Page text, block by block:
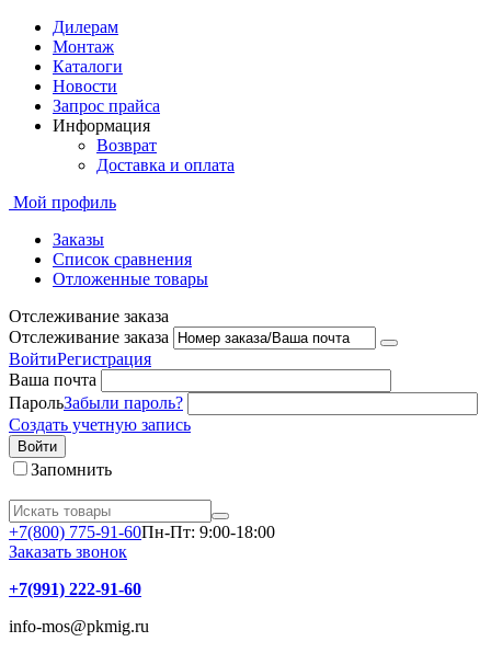
Дилерам
Монтаж
Каталоги
Новости
Запрос прайса
Информация
Возврат
Доставка и оплата
Мой профиль
Заказы
Список сравнения
Отложенные товары
Отслеживание заказа
Отслеживание заказа
ВойтиРегистрация
Ваша почта
ПарольЗабыли пароль?
Создать учетную запись
Войти
Запомнить
+7(800) 775-91-60Пн-Пт: 9:00-18:00
Заказать звонок
+7(991) 222-91-60
info-mos@pkmig.ru